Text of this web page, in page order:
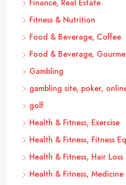
Finance, Real Estate
Fitness & Nutrition
Food & Beverage, Coffee
Food & Beverage,
Gambling
gambling site, poker,
golf
Health & Fitness, Exercise
Health & Fitness, Fitness
Health & Fitness, Hair Loss
Health & Fitness, Medicine